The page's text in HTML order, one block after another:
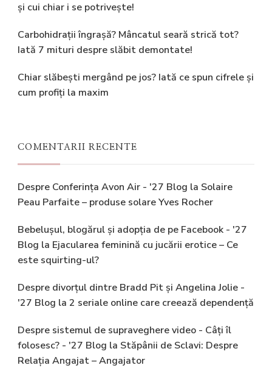
și cui chiar i se potrivește!
Carbohidrații îngrașă? Mâncatul seară strică tot?
Iată 7 mituri despre slăbit demontate!
Chiar slăbești mergând pe jos? Iată ce spun cifrele și
cum profiți la maxim
COMENTARII RECENTE
Despre Conferința Avon Air - '27 Blog la Solaire
Peau Parfaite – produse solare Yves Rocher
Bebelușul, blogărul și adopția de pe Facebook - '27
Blog la Ejacularea feminină cu jucării erotice – Ce
este squirting-ul?
Despre divorțul dintre Bradd Pit și Angelina Jolie -
'27 Blog la 2 seriale online care creează dependență
Despre sistemul de supraveghere video - Câți îl
folosesc? - '27 Blog la Stăpânii de Sclavi: Despre
Relația Angajat – Angajator